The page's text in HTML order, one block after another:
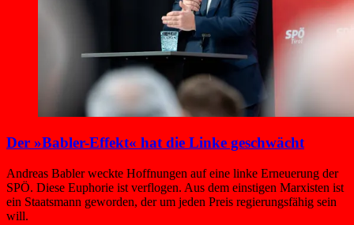
Der »Babler-Effekt« hat die Linke geschwächt
Andreas Babler weckte Hoffnungen auf eine linke Erneuerung der
SPÖ. Diese Euphorie ist verflogen. Aus dem einstigen Marxisten ist
ein Staatsmann geworden, der um jeden Preis regierungsfähig sein
will.